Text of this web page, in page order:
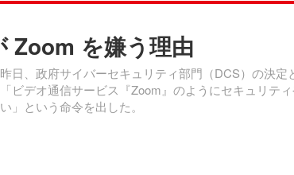
Zoom を嫌う理由
日、政府サイバーセキュリティ部門（DCS）の決
ビデオ通信サービス『Zoom』のようにセキュリテ
」という命令を出した。